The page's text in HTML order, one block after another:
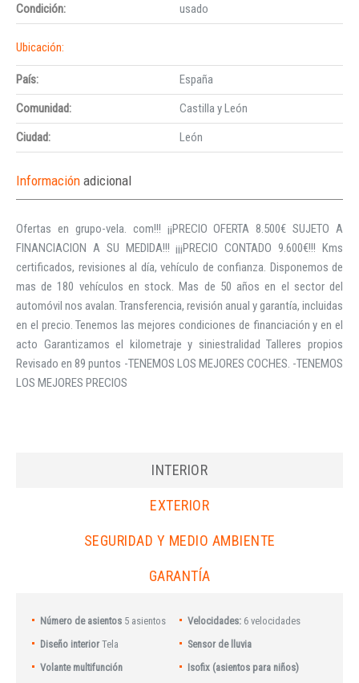
Condición:
usado
Ubicación:
País:
España
Comunidad:
Castilla y León
Ciudad:
León
Información adicional
Ofertas en grupo-vela. com!!! ¡¡PRECIO OFERTA 8.500€ SUJETO A
FINANCIACION A SU MEDIDA!!! ¡¡¡PRECIO CONTADO 9.600€!!! Kms
certificados, revisiones al día, vehículo de confianza. Disponemos de
mas de 180 vehículos en stock. Mas de 50 años en el sector del
automóvil nos avalan. Transferencia, revisión anual y garantía, incluidas
en el precio. Tenemos las mejores condiciones de financiación y en el
acto Garantizamos el kilometraje y siniestralidad Talleres propios
Revisado en 89 puntos -TENEMOS LOS MEJORES COCHES. -TENEMOS
LOS MEJORES PRECIOS
INTERIOR
EXTERIOR
SEGURIDAD Y MEDIO AMBIENTE
GARANTÍA
Número de asientos 5 asientos Velocidades: 6 velocidades
Diseño interior Tela
Sensor de lluvia
Volante multifunción
Isofix (asientos para niños)